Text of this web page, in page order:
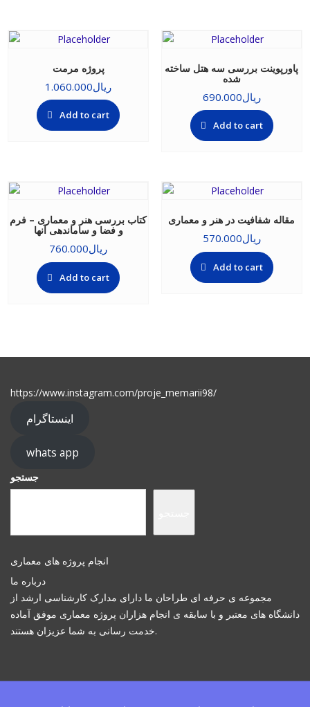
پروژه مرمت
ریال1.060.000
Add to cart
پاورپوینت بررسی سه هتل ساخته
شده
ریال690.000
Add to cart
کتاب بررسی هنر و معماری – فرم
و فضا و ساماندهی آنها
ریال760.000
Add to cart
مقاله شفافیت در هنر و معماری
ریال570.000
Add to cart
https://www.instagram.com/proje_memarii98/
اینستاگرام
whats app
جستجو
انجام پروژه های معماری
درباره ما
مجموعه ی حرفه ای طراحان ما دارای مدارک کارشناسی ارشد از
دانشگاه های معتبر و با سابقه ی انجام هزاران پروژه معماری موفق آماده
خدمت رسانی به شما عزیزان هستند.